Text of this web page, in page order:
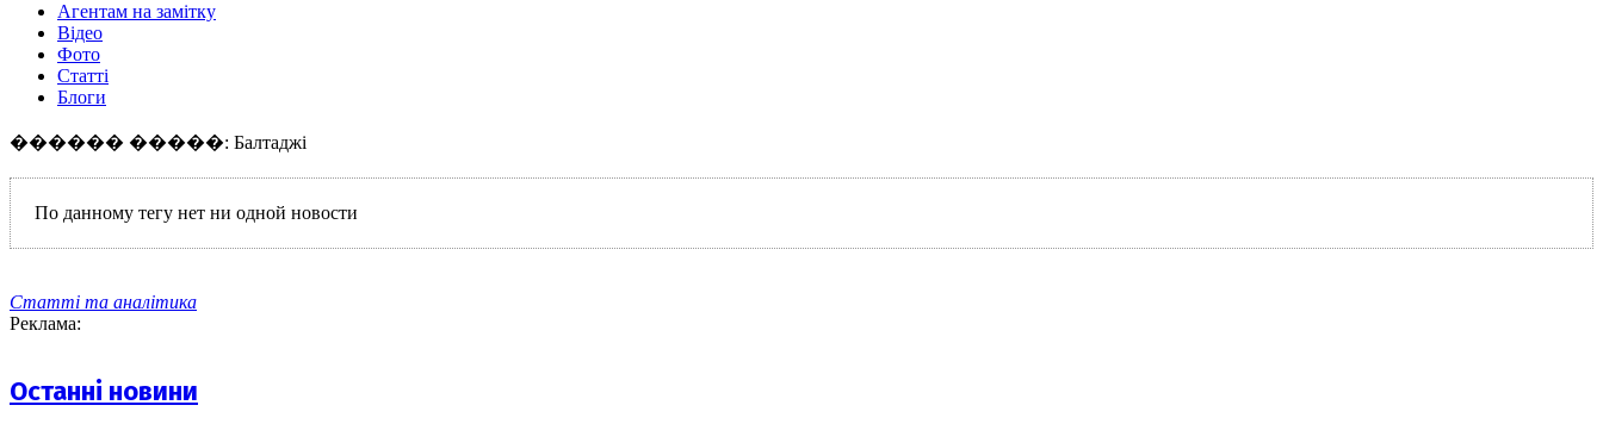
Агентам на замітку
Відео
Фото
Статті
Блоги
������ �����: Балтаджі
По данному тегу нет ни одной новости
Статті та аналітика
Реклама:
Останні новини